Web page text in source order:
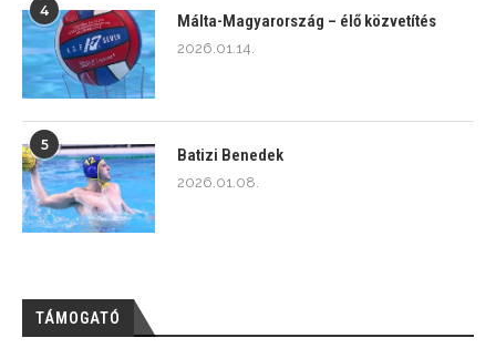
4
Málta-Magyarország – élő közvetítés
2026.01.14.
5
Batizi Benedek
2026.01.08.
TÁMOGATÓ